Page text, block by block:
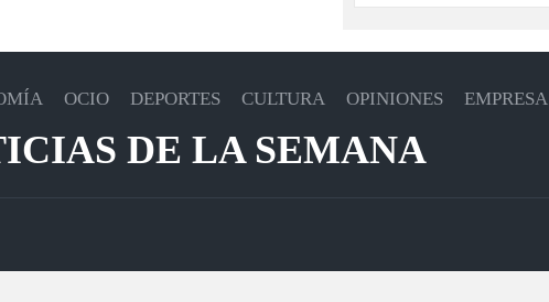
OCIO DEPORTES CULTURA OPINIONES EMPRESA
DE LA SEMANA